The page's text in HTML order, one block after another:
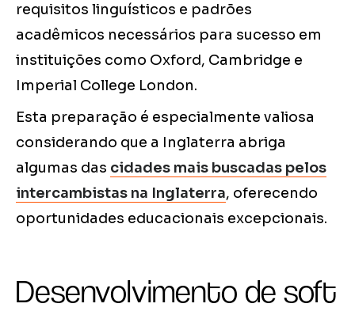
requisitos linguísticos e padrões
acadêmicos necessários para sucesso em
instituições como Oxford, Cambridge e
Imperial College London.
Esta preparação é especialmente valiosa
considerando que a Inglaterra abriga
algumas das cidades mais buscadas pelos
intercambistas na Inglaterra, oferecendo
oportunidades educacionais excepcionais.
Desenvolvimento de soft